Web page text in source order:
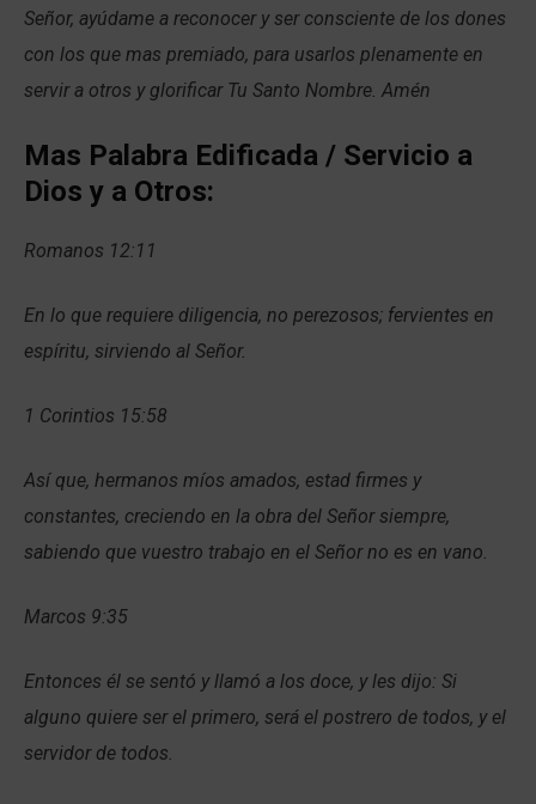
Señor, ayúdame a reconocer y ser consciente de los dones
con los que mas premiado, para usarlos plenamente en
servir a otros y glorificar Tu Santo Nombre. Amén
Mas Palabra Edificada / Servicio a
Dios y a Otros:
Romanos 12:11
En lo que requiere diligencia, no perezosos; fervientes en
espíritu, sirviendo al Señor.
1 Corintios 15:58
Así que, hermanos míos amados, estad firmes y
constantes, creciendo en la obra del Señor siempre,
sabiendo que vuestro trabajo en el Señor no es en vano.
Marcos 9:35
Entonces él se sentó y llamó a los doce, y les dijo: Si
alguno quiere ser el primero, será el postrero de todos, y el
servidor de todos.